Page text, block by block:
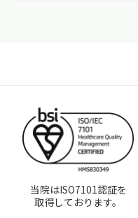
当院はISO7101認証を
取得しております。